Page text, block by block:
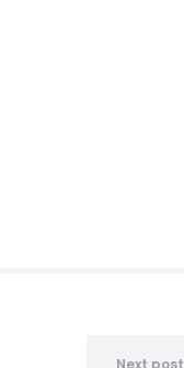
Next post